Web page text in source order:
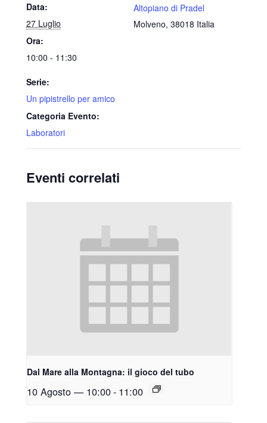
Data:
27 Luglio
Ora:
10:00 - 11:30
Serie:
Un pipistrello per amico
Categoria Evento:
Laboratori
Altopiano di Pradel
Molveno, 38018 Italia
Eventi correlati
Dal Mare alla Montagna: il gioco del tubo
10 Agosto — 10:00- 11:00